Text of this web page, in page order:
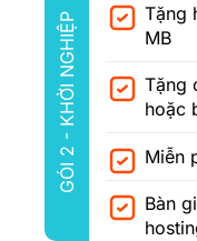
GÓI 2 - KHỞI NGHIỆP
Tặng
MB
Tặng
hoặc
Miễn
Bàn